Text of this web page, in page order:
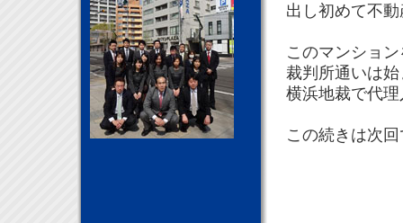
出し初めて不
このマンショ
裁判所通いは
横浜地裁で代
この続きは次